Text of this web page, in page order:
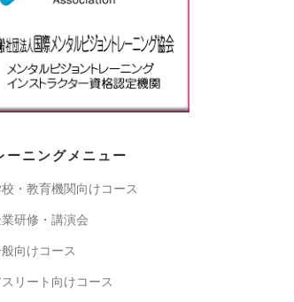
ーニングメニュー
・教育機関向けコース
研修・講演会
向けコース
リート向けコース